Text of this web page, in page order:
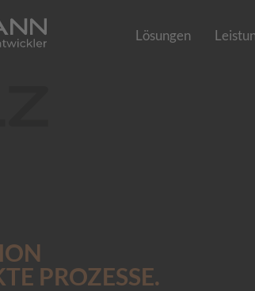
Lösungen
PROZESSE.